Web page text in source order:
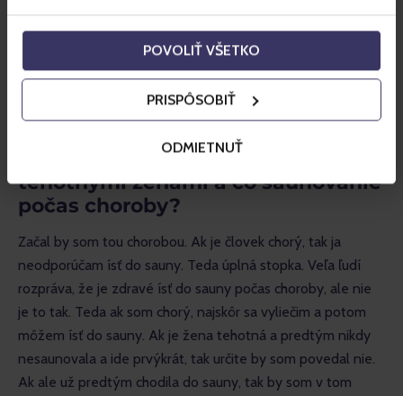
POVOLIŤ VŠETKO
PRISPÔSOBIŤ
ODMIETNUŤ
vysoká. Potom je biosauna, kde je teplota od 45 po 65
stupňov Celzia, teda ešte nižšia. Infrasauna, kde teplota je
taktiež nižšia, ale tá funguje na inom princípe. No a
tradičná fínska sauna, kde je teplota od 85 stupňov Celzia.
V nej sa odporúča ležať.
Ako je to so saunou a deťmi či
tehotnými ženami a čo saunovanie
počas choroby?
Začal by som tou chorobou. Ak je človek chorý, tak ja
neodporúčam ísť do sauny. Teda úplná stopka. Veľa ľudí
rozpráva, že je zdravé ísť do sauny počas choroby, ale nie
je to tak. Teda ak som chorý, najskôr sa vyliečim a potom
môžem ísť do sauny. Ak je žena tehotná a predtým nikdy
nesaunovala a ide prvýkrát, tak určite by som povedal nie.
Ak ale už predtým chodila do sauny, tak by som v tom